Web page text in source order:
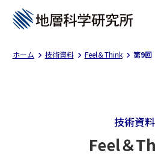
ホーム 技術資料 Feel＆Think 第9回
技術資料
Feel＆